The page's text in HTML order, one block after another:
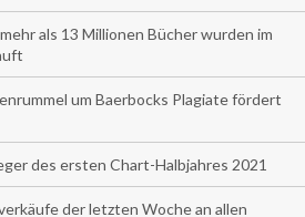
als 13 Millionen Bücher wurden im
um Baerbocks Plagiate fördert
des ersten Chart-Halbjahres 2021
der letzten Woche an allen